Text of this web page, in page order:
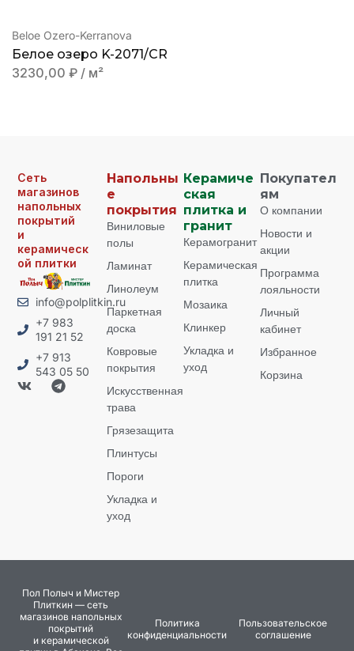
Beloe Ozero-Kerranova
Белое озеро K-2071/CR
3230,00 ₽ / м²
Сеть
магазинов
напольных
покрытий
и
керамическ
ой плитки
info@polplitkin.ru
+7 983
191 21 52
+7 913
543 05 50
Напольны
е
покрытия
Виниловые
полы
Ламинат
Линолеум
Паркетная
доска
Ковровые
покрытия
Искусственная
трава
Грязезащита
Плинтусы
Пороги
Укладка и
уход
Керамиче
ская
плитка и
гранит
Керамогранит
Керамическая
плитка
Мозаика
Клинкер
Укладка и
уход
Покупател
ям
О компании
Новости и
акции
Программа
лояльности
Личный
кабинет
Избранное
Корзина
Пол Полыч и Мистер
Плиткин — сеть
магазинов напольных
покрытий
и керамической
Политика
конфиденциальности
Пользовательское
соглашение